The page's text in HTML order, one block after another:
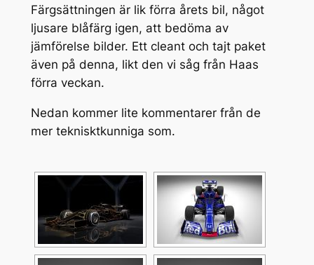
Färgsättningen är lik förra årets bil, något
ljusare blåfärg igen, att bedöma av
jämförelse bilder. Ett cleant och tajt paket
även på denna, likt den vi såg från Haas
förra veckan.
Nedan kommer lite kommentarer från de
mer teknisktkunniga som.